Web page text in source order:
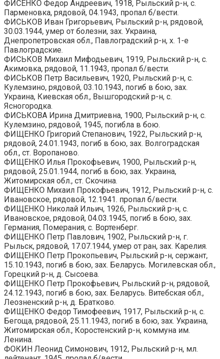
ФИСЕНКО Федор Андреевич, 1918, Рыльский р-н, с.
Парменовка, рядовой, 04.1943, пропал б/вести.
ФИСЬКОВ Иван Григорьевич, Рыльский р-н, рядовой,
30.03.1944, умер от болезни, зах. Украина,
Днепропетровская обл., Павлоградский р-н, х. 1-е
Павлоградские.
ФИСЬКОВ Михаил Мифодьевич, 1919, Рыльский р-н, с.
Акимовка, рядовой, 11.1943, пропал б/вести.
ФИСЬКОВ Петр Васильевич, 1920, Рыльский р-н, с.
Кулемзино, рядовой, 03.10.1943, погиб в бою, зах.
Украина, Киевская обл., Вышгородский р-н, с.
Ясногородка.
ФИСЬКОВА Ирина Дмитриевна, 1900, Рыльский р-н, с.
Кулемзино, рядовой, 1945, погибла в бою.
ФИЩЕНКО Григорий Степанович, 1922, Рыльский р-н,
рядовой, 24.01.1943, погиб в бою, зах. Волгоградская
обл., ст. Воропаново.
ФИЩЕНКО Илья Прокофьевич, 1900, Рыльский р-н,
рядовой, 25.01.1944, погиб в бою, зах. Украина,
Житомирская обл., ст. Скочина.
ФИЩЕНКО Михаил Прокофьевич, 1912, Рыльский р-н, с.
Ивановское, рядовой, 12.1941. пропал б/вести.
ФИЩЕНКО Николай Ильич, 1926, Рыльский р-н, с.
Ивановское, рядовой, 04.03.1945, погиб в бою, зах.
Германия, Померания, с. Вортенберг.
ФИЩЕНКО Петр Павлович, 1902, Рыльский р-н, г.
Рыльск, рядовой, 17.07.1944, умер от ран, зах. Карелия.
ФИЩЕНКО Петр Прокопьевич, Рыльский р-н, сержант,
15.10.1943, погиб в бою, зах. Беларусь. Могилевская обл.,
Горецкий р-н, д. Сысоева.
ФИЩЕНКО Петр Прокофьевич, Рыльский р-н, рядовой,
24.12.1943, погиб в бою, зах. Беларусь. Витебская обл.,
Леозненский р-н, д. Братково.
ФИЩЕНКО Федор Тимофеевич, 1917, Рыльский р-н, с.
Бегоща, рядовой, 25.11.1943, погиб в бою, зах. Украина,
Житомирская обл., Коростенский р-н, коммуна им.
Ленина.
ФОКИН Леонид Симонович, 1912, Рыльский р-н, мл.